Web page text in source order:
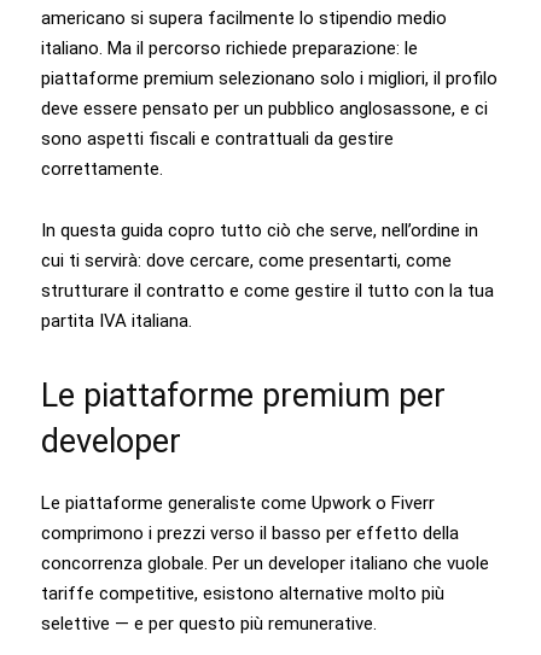
americano si supera facilmente lo stipendio medio
italiano. Ma il percorso richiede preparazione: le
piattaforme premium selezionano solo i migliori, il profilo
deve essere pensato per un pubblico anglosassone, e ci
sono aspetti fiscali e contrattuali da gestire
correttamente.
In questa guida copro tutto ciò che serve, nell’ordine in
cui ti servirà: dove cercare, come presentarti, come
strutturare il contratto e come gestire il tutto con la tua
partita IVA italiana.
Le piattaforme premium per
developer
Le piattaforme generaliste come Upwork o Fiverr
comprimono i prezzi verso il basso per effetto della
concorrenza globale. Per un developer italiano che vuole
tariffe competitive, esistono alternative molto più
selettive — e per questo più remunerative.